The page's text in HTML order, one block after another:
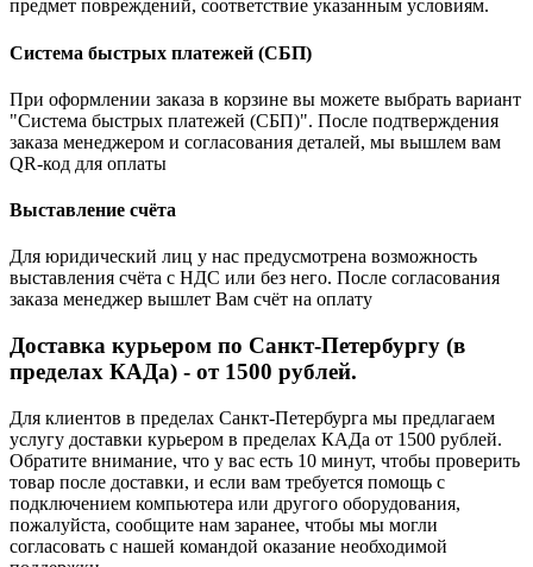
предмет повреждений, соответствие указанным условиям.
Система быстрых платежей (СБП)
При оформлении заказа в корзине вы можете выбрать вариант
"Система быстрых платежей (СБП)". После подтверждения
заказа менеджером и согласования деталей, мы вышлем вам
QR-код для оплаты
Выставление счёта
Для юридический лиц у нас предусмотрена возможность
выставления счёта с НДС или без него. После согласования
заказа менеджер вышлет Вам счёт на оплату
Доставка курьером по Санкт-Петербургу (в
пределах КАДа) - от 1500 рублей.
Для клиентов в пределах Санкт-Петербурга мы предлагаем
услугу доставки курьером в пределах КАДа от 1500 рублей.
Обратите внимание, что у вас есть 10 минут, чтобы проверить
товар после доставки, и если вам требуется помощь с
подключением компьютера или другого оборудования,
пожалуйста, сообщите нам заранее, чтобы мы могли
согласовать с нашей командой оказание необходимой